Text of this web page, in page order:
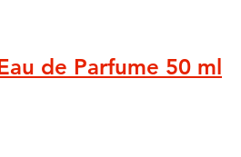
de Parfume 50 ml